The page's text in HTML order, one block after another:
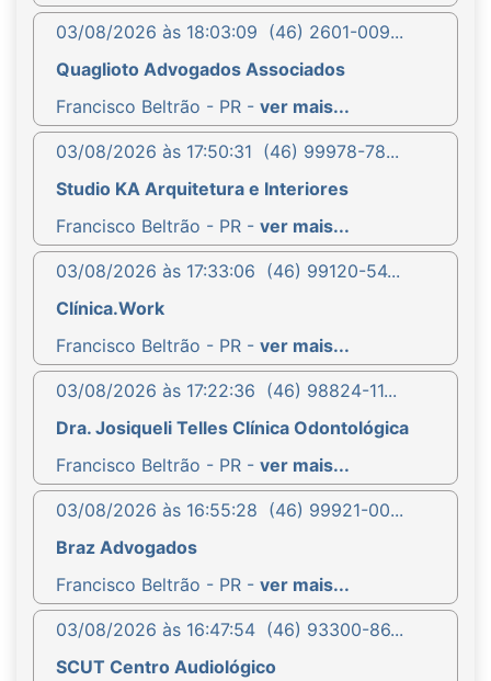
03/08/2026 às 18:03:09 (46) 2601-009...
Quaglioto Advogados Associados
Francisco Beltrão - PR - ver mais...
03/08/2026 às 17:50:31 (46) 99978-78...
Studio KA Arquitetura e Interiores
Francisco Beltrão - PR - ver mais...
03/08/2026 às 17:33:06 (46) 99120-54...
Clínica.Work
Francisco Beltrão - PR - ver mais...
03/08/2026 às 17:22:36 (46) 98824-11...
Dra. Josiqueli Telles Clínica Odontológica
Francisco Beltrão - PR - ver mais...
03/08/2026 às 16:55:28 (46) 99921-00...
Braz Advogados
Francisco Beltrão - PR - ver mais...
03/08/2026 às 16:47:54 (46) 93300-86...
SCUT Centro Audiológico